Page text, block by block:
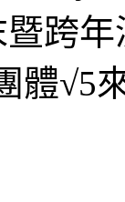
跨
體√5